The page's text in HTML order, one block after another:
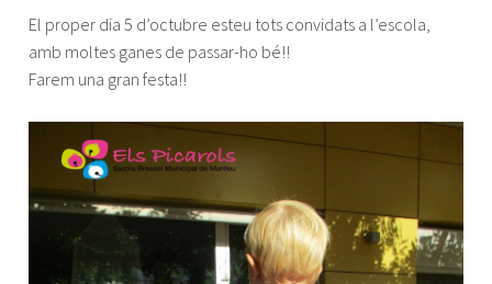
El proper dia 5 d’octubre esteu tots convidats a l’escola,
amb moltes ganes de passar-ho bé!!
Farem una gran festa!!